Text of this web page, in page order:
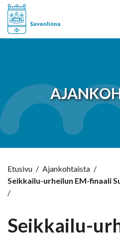
Etusivu / Ajankohtaista /
Seikkailu-urheilun EM-finaali
/
Seikkailu-